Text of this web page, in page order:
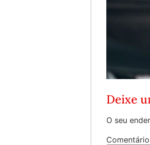
Deixe
O seu
Comentário